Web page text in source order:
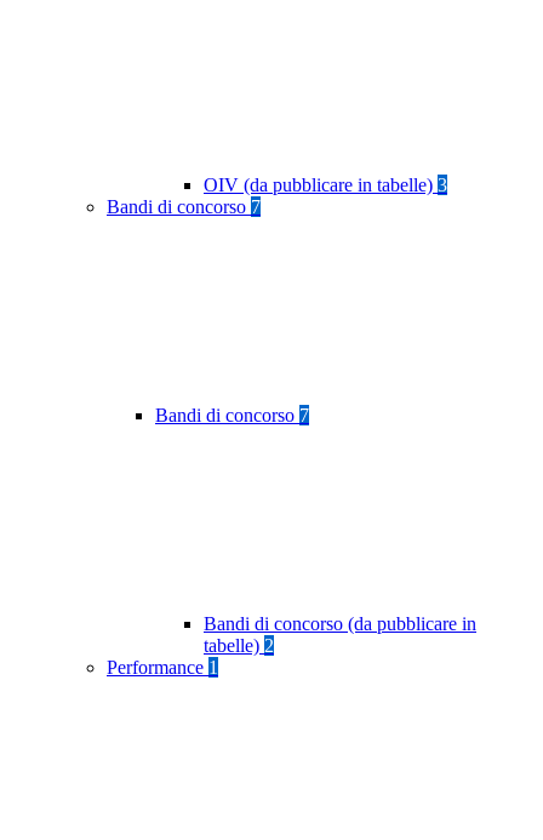
OIV (da pubblicare in tabelle) 3
Bandi di concorso 7
Bandi di concorso 7
Bandi di concorso (da pubblicare in
tabelle) 2
Performance 1